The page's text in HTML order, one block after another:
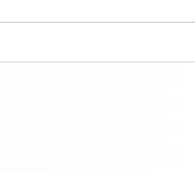
мебель